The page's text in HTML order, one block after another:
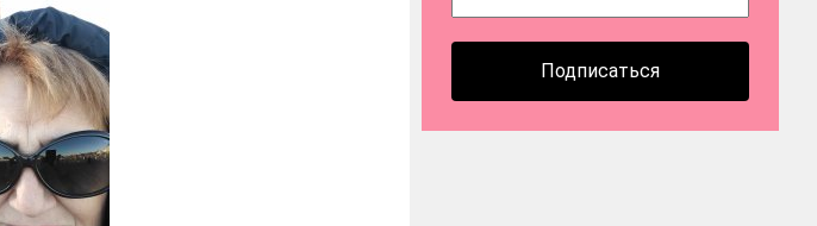
Подписаться